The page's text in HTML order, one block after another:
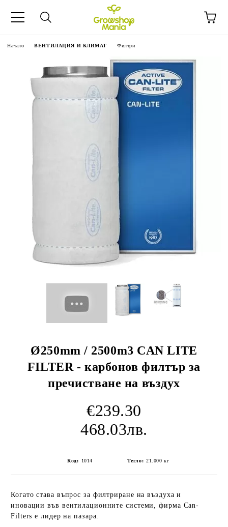
Начало ВЕНТИЛАЦИЯ И КЛИМАТ Филтри
Ø250mm / 2500m3 CAN LITE
FILTER - карбонов филтър за
пречистване на въздух
€239.30
468.03лв.
Код: 1014 Тегло: 21.000 кг
Когато става въпрос за филтриране на въздуха и
иновации във вентилационните системи, фирма Can-
Filters е лидер на пазара.